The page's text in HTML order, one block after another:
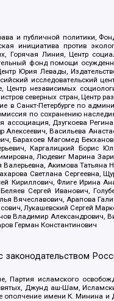
и публичной политики,
инициатива против
Горячая Линия, Центр
фонд помощи
Юрия Левады,
исследовательский
независимых
северных стран, Центр
в Санкт-Петербурге по
по сохранению
Дзугкоева
Васильева
Барахоев Магомед
Каргалицкий Борис
Людевиг Марина
Акимова Татьяна
Светлана Сергеевна,
Кириллович, Флиге Ирина
Сергей Иванович,
Вячеславович, Арапова
Лукашевский Сергей
Владимир Александрович,
Герман Константинович
Партия исламского
святых, Джунд аш-Шам,
ополчение имени К. Минина и